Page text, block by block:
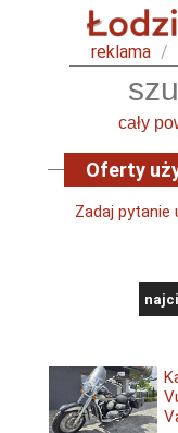
reklama /
Oferty
Zadaj pytanie